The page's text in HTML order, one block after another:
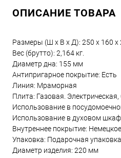
ОПИСАНИЕ ТОВАРА
Размеры (Ш х В х Д): 250 x 160 x
Вес (брутто): 2,164 кг.
Диаметр дна: 155 мм
Антипригарное покрытие: Есть
Линия: Мраморная
Плита: Газовая.
Использование в
Использование в духовом
Внутреннее покрытие:
Упаковка: Подарочная упаковка
Диаметр изделия: 220 мм